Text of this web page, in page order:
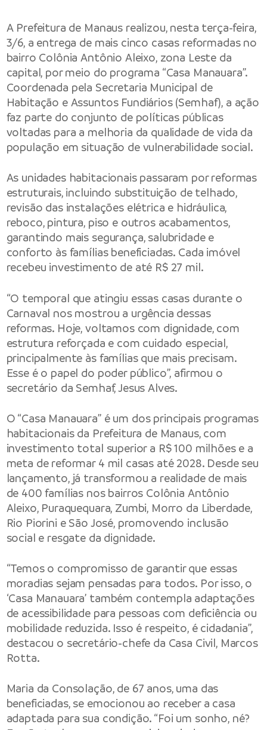
A Prefeitura de Manaus realizou, nesta terça-feira,
3/6, a entrega de mais cinco casas reformadas no
bairro Colônia Antônio Aleixo, zona Leste da
capital, por meio do programa “Casa Manauara”.
Coordenada pela Secretaria Municipal de
Habitação e Assuntos Fundiários (Semhaf), a ação
faz parte do conjunto de políticas públicas
voltadas para a melhoria da qualidade de vida da
população em situação de vulnerabilidade social.
As unidades habitacionais passaram por reformas
estruturais, incluindo substituição de telhado,
revisão das instalações elétrica e hidráulica,
reboco, pintura, piso e outros acabamentos,
garantindo mais segurança, salubridade e
conforto às famílias beneficiadas. Cada imóvel
recebeu investimento de até R$ 27 mil.
“O temporal que atingiu essas casas durante o
Carnaval nos mostrou a urgência dessas
reformas. Hoje, voltamos com dignidade, com
estrutura reforçada e com cuidado especial,
principalmente às famílias que mais precisam.
Esse é o papel do poder público”, afirmou o
secretário da Semhaf, Jesus Alves.
O “Casa Manauara” é um dos principais programas
habitacionais da Prefeitura de Manaus, com
investimento total superior a R$ 100 milhões e a
meta de reformar 4 mil casas até 2028. Desde seu
lançamento, já transformou a realidade de mais
de 400 famílias nos bairros Colônia Antônio
Aleixo, Puraquequara, Zumbi, Morro da Liberdade,
Rio Piorini e São José, promovendo inclusão
social e resgate da dignidade.
“Temos o compromisso de garantir que essas
moradias sejam pensadas para todos. Por isso, o
‘Casa Manauara’ também contempla adaptações
de acessibilidade para pessoas com deficiência ou
mobilidade reduzida. Isso é respeito, é cidadania”,
destacou o secretário-chefe da Casa Civil, Marcos
Rotta.
Maria da Consolação, de 67 anos, uma das
beneficiadas, se emocionou ao receber a casa
adaptada para sua condição. “Foi um sonho, né?